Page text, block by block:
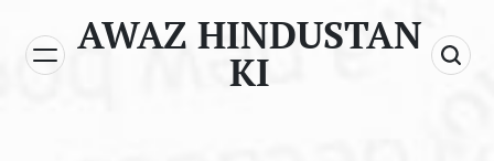
content
AWAZ HINDUSTAN
KI